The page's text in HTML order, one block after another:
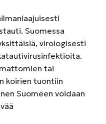
Suomessa
virologisesti
tai
koirien tuontiin
Suomeen voidaan